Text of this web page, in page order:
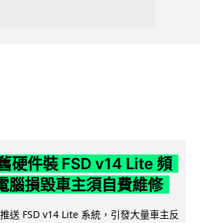
硬件裝 FSD v14 Lite 頻
腦損毀車主須自費維修
送 FSD v14 Lite 系統，引發大量車主反